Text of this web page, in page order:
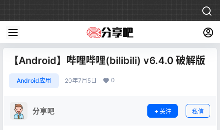
【Android】哔哩哔哩(bilibili) v6.4.0 破解版
Android应用 20年7月5日 0
分享吧 关注 私信